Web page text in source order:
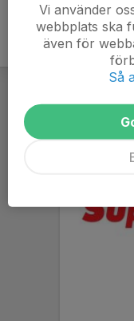
Vi använder
webbplats ska
även för
Så